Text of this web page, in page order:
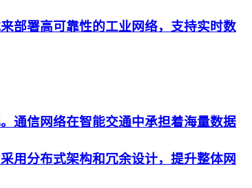
部署高可靠性的工业网络，支持实时数
通信网络在智能交通中承担着海量数据
用分布式架构和冗余设计，提升整体网